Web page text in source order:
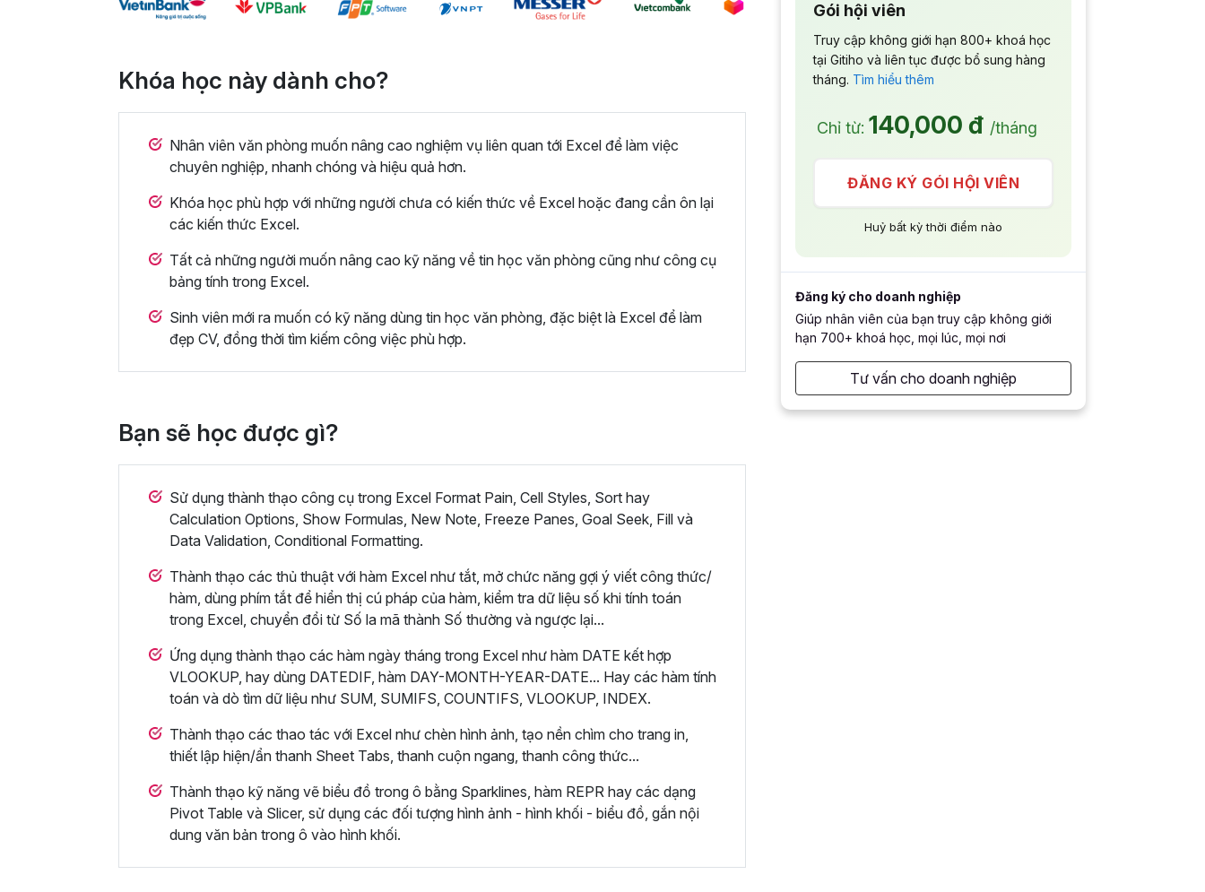
Khóa học này dành cho?
Nhân viên văn phòng muốn nâng cao nghiệm vụ liên quan tới Excel để làm việc
chuyên nghiệp, nhanh chóng và hiệu quả hơn.
Khóa học phù hợp với những người chưa có kiến thức về Excel hoặc đang cần ôn lại
các kiến thức Excel.
Tất cả những người muốn nâng cao kỹ năng về tin học văn phòng cũng như công cụ
bảng tính trong Excel.
Sinh viên mới ra muốn có kỹ năng dùng tin học văn phòng, đặc biệt là Excel để làm
đẹp CV, đồng thời tìm kiếm công việc phù hợp.
Bạn sẽ học được gì?
Sử dụng thành thạo công cụ trong Excel Format Pain, Cell Styles, Sort hay
Calculation Options, Show Formulas, New Note, Freeze Panes, Goal Seek, Fill và
Data Validation, Conditional Formatting.
Thành thạo các thủ thuật với hàm Excel như tắt, mở chức năng gợi ý viết công thức/
hàm, dùng phím tắt để hiển thị cú pháp của hàm, kiểm tra dữ liệu số khi tính toán
trong Excel, chuyển đổi từ Số la mã thành Số thường và ngược lại...
Ứng dụng thành thạo các hàm ngày tháng trong Excel như hàm DATE kết hợp
VLOOKUP, hay dùng DATEDIF, hàm DAY-MONTH-YEAR-DATE... Hay các hàm tính
toán và dò tìm dữ liệu như SUM, SUMIFS, COUNTIFS, VLOOKUP, INDEX.
Thành thạo các thao tác với Excel như chèn hình ảnh, tạo nền chìm cho trang in,
thiết lập hiện/ẩn thanh Sheet Tabs, thanh cuộn ngang, thanh công thức...
Thành thạo kỹ năng vẽ biểu đồ trong ô bằng Sparklines, hàm REPR hay các dạng
Pivot Table và Slicer, sử dụng các đối tượng hình ảnh - hình khối - biểu đồ, gắn nội
dung văn bản trong ô vào hình khối.
Gói hội viên
Truy cập không giới hạn 800+ khoá học
tại Gitiho và liên tục được bổ sung hàng
tháng. Tìm hiểu thêm
Chỉ từ: 140,000 đ /tháng
ĐĂNG KÝ GÓI HỘI VIÊN
Huỷ bất kỳ thời điểm nào
Đăng ký cho doanh nghiệp
Giúp nhân viên của bạn truy cập không giới
hạn 700+ khoá học, mọi lúc, mọi nơi
Tư vấn cho doanh nghiệp